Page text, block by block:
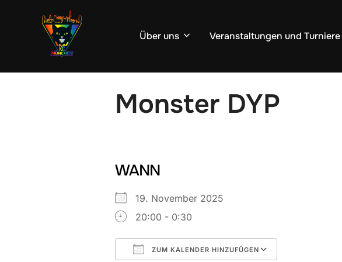
Über uns Veranstaltungen und Turniere
Monster DYP
WANN
19. November 2025
20:00 - 0:30
ZUM KALENDER HINZUFÜGEN